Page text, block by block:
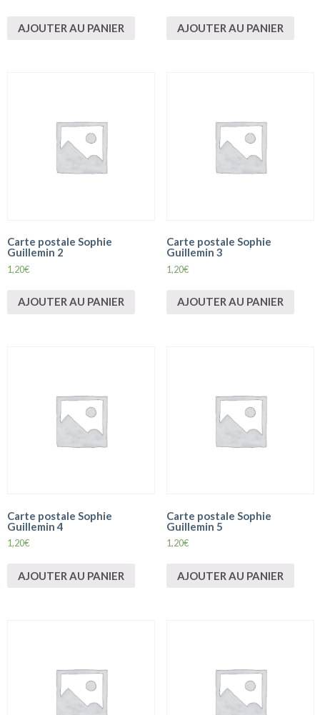
AJOUTER AU PANIER AJOUTER AU PANIER
Carte postale Sophie
Guillemin 2
1,20€
AJOUTER AU PANIER
Carte postale Sophie
Guillemin 3
1,20€
AJOUTER AU PANIER
Carte postale Sophie
Guillemin 4
1,20€
AJOUTER AU PANIER
Carte postale Sophie
Guillemin 5
1,20€
AJOUTER AU PANIER